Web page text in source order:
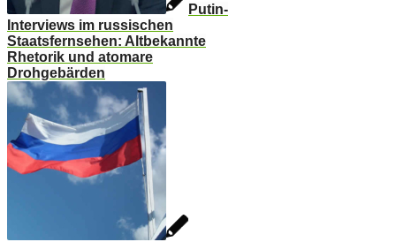
Putin-
Interviews im russischen
Staatsfernsehen: Altbekannte
Rhetorik und atomare
Drohgebärden